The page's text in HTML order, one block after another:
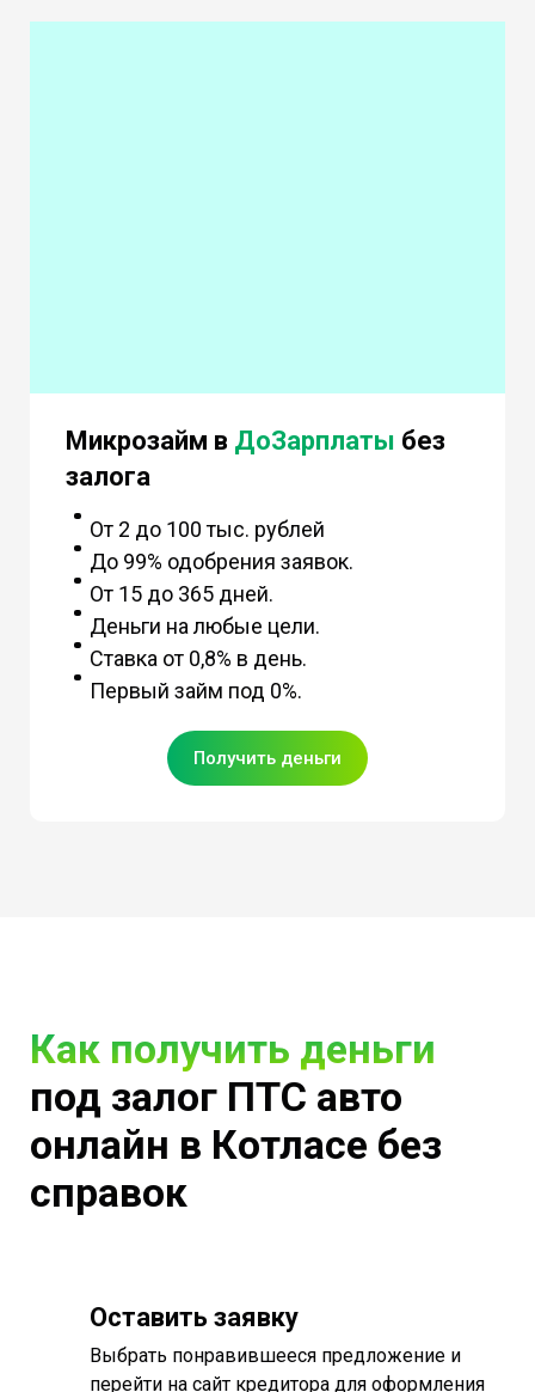
Микрозайм в ДоЗарплаты без
залога
От 2 до 100 тыс. рублей
До 99% одобрения заявок.
От 15 до 365 дней.
Деньги на любые цели.
Ставка от 0,8% в день.
Первый займ под 0%.
Получить деньги
Как получить деньги
под залог ПТС авто
онлайн в Котласе без
справок
Оставить заявку
Выбрать понравившееся предложение и
перейти на сайт кредитора для оформления